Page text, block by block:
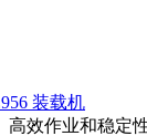
装载机
高效作业和稳定